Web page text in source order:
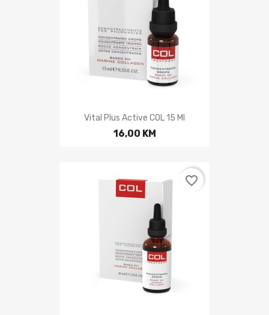
Vital Plus Active COL 15 Ml
16,00 KM
favorite_border